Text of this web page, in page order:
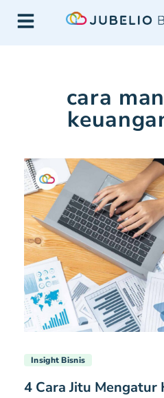
cara
Insight Bisnis
4 Cara Jitu Mengatur